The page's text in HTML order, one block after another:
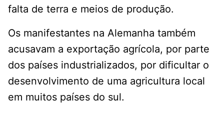
falta de terra e meios de produção.
Os manifestantes na Alemanha também
acusavam a exportação agrícola, por parte
dos países industrializados, por dificultar o
desenvolvimento de uma agricultura local
em muitos países do sul.